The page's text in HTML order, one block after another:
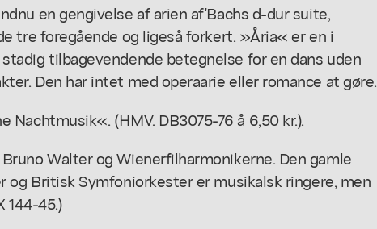
en gengivelse af arien af'Bachs d-dur suite,
tre foregående og ligeså forkert. »Åria« er en i
tilbagevendende betegnelse for en dans uden
Den har intet med operaarie eller romance at gøre.
Nachtmusik«. (HMV. DB3075-76 å 6,50 kr.).
Walter og Wienerfilharmonikerne. Den gamle
og Britisk Symfoniorkester er musikalsk ringere, men
144-45.)